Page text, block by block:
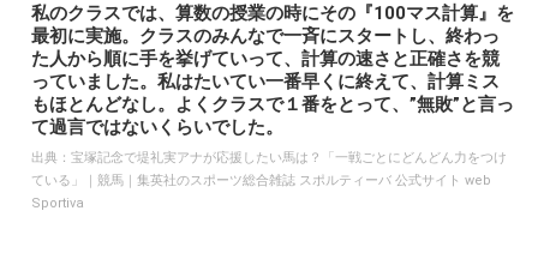
私のクラスでは、算数の授業の時にその『100マス計算』を
最初に実施。クラスのみんなで一斉にスタートし、終わっ
た人から順に手を挙げていって、計算の速さと正確さを競
っていました。私はたいてい一番早くに終えて、計算ミス
もほとんどなし。よくクラスで１番をとって、”無敗”と言っ
て過言ではないくらいでした。
出典： 宝塚記念で堤礼実アナが応援したい馬は？「一戦ごとにどんどん力をつけ
ている」｜競馬｜集英社のスポーツ総合雑誌 スポルティーバ 公式サイト web
Sportiva